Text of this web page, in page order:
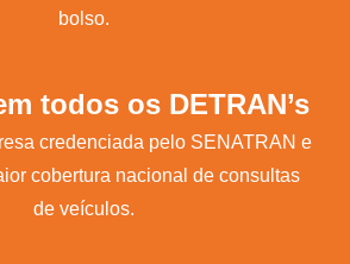
bolso.
todos os DETRAN’s
credenciada pelo SENATRAN e
cobertura nacional de consultas
de veículos.